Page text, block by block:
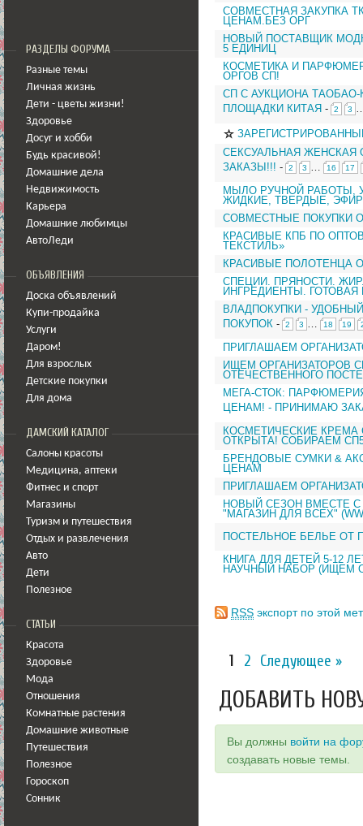
РАЗДЕЛЫ ФОРУМА
Разные темы
Личная жизнь
Дети - цветы жизни!
Здоровье
Досуг и хобби
Будь красивой!
Домашние дела
Недвижимость
Карьера
Домашние любимцы
АвтоЛеди
ОБЪЯВЛЕНИЯ
Доска объявлений
Купи-продайка
Услуги
Даром!
Для взрослых
Детские покупки
Для дома
ДАМСКИЙ КАТАЛОГ
Салоны красоты
Медицина, аптеки
Фитнес и спорт
Магазины
Туризм и путешествия
Отдых и развлечения
Авто
Дети
Полезное
СТАТЬИ
Красота
Здоровье
Мода
Отношения
Комнатные растения
Домашние животные
Путешествия
Полезное
Гороскоп
Сонник
СОВМЕСТНАЯ ЗАКУПКА
ЦЕНАМ.БЕЗ ОРГ
НОВЫЙ ПОСТАВЩИК
5 ЕДИНИЦ
КОСМЕТИКА И
ОРГОВ СП!
СП С АУКЦИОНА
ПЛОЩАДКИ КИТАЯ - 2 3
СЕКСУАЛЬНАЯ
ЗАКАЗЫ!!! - 2 3 16 17
МЫЛО РУЧНОЙ РАБОТЫ,
ЖИДКИЕ, ТВЕРДЫЕ,
СОВМЕСТНЫЕ ПОКУПКИ
КРАСИВЫЕ КПБ ПО
ТЕКСТИЛЬ»
КРАСИВЫЕ ПОЛОТЕНЦА
СПЕЦИИ. ПРЯНОСТИ.
ИНГРЕДИЕНТЫ.
ВЛАДПОКУПКИ -
ПОКУПОК - 2 3 18 19
ПРИГЛАШАЕМ
ИЩЕМ ОРГАНИЗАТОРОВ
ОТЕЧЕСТВЕННОГО
МЕГА-СТОК:
ЦЕНАМ! - ПРИНИМАЮ
КОСМЕТИЧЕСКИЕ КРЕМА
ОТКРЫТА! СОБИРАЕМ
БРЕНДОВЫЕ СУМКИ &
ЦЕНАМ
ПРИГЛАШАЕМ
НОВЫЙ СЕЗОН ВМЕСТЕ
"МАГАЗИН ДЛЯ ВСЕХ"
ПОСТЕЛЬНОЕ БЕЛЬЕ ОТ
КНИГА ДЛЯ ДЕТЕЙ 5-12
НАУЧНЫЙ НАБОР (ИЩЕМ
RSS экспорт по этой
1 2 Следующее »
ДОБАВИТЬ
Вы должны войти на
создавать новые темы.